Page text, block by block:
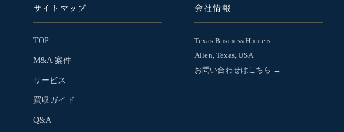
サイトマップ
TOP
M&A 案件
サービス
買収ガイド
Q&A
会社情報
Texas Business Hunters
Allen, Texas, USA
お問い合わせはこちら →